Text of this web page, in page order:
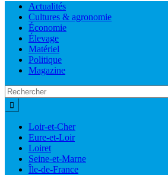
Actualités
Cultures & agronomie
Économie
Élevage
Matériel
Politique
Magazine
Loir-et-Cher
Eure-et-Loir
Loiret
Seine-et-Marne
Île-de-France